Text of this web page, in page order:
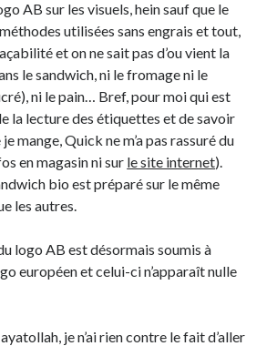
AB sur les visuels, hein sauf que le
utilisées sans engrais et tout,
et on ne sait pas d’ou vient la
le sandwich, ni le fromage ni le
ni le pain… Bref, pour moi qui est
la lecture des étiquettes et de savoir
mange, Quick ne m’a pas rassuré du
en magasin ni sur le site internet).
bio est préparé sur le même
les autres.
logo AB est désormais soumis à
européen et celui-ci n’apparaît nulle
ayatollah, je n’ai rien contre le fait d’aller